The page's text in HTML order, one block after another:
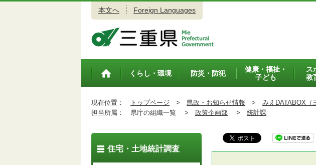
本文へ Foreign Languages
トップペ
くらし・環境 防災・防犯
健康・福祉・
子ども
ス
教
現在位置： トップページ > 県政・お知らせ情報 > みえDATABOX（
担当所属：
県庁の組織一覧 > 政策企画部 > 統計課
住宅・土地統計調査